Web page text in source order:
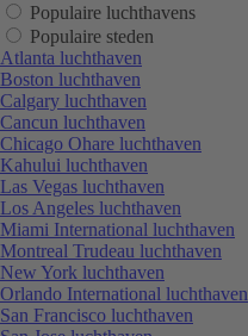
Populaire luchthavens
Populaire steden
Atlanta luchthaven
Boston luchthaven
Calgary luchthaven
Cancun luchthaven
Chicago Ohare luchthaven
Kahului luchthaven
Las Vegas luchthaven
Los Angeles luchthaven
Miami International luchthaven
Montreal Trudeau luchthaven
New York luchthaven
Orlando International luchthaven
San Francisco luchthaven